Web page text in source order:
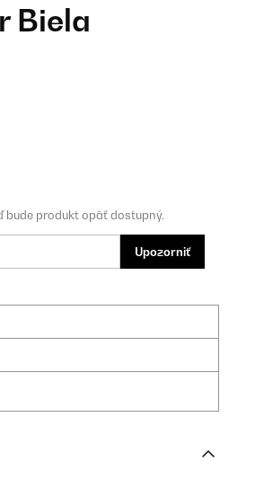
Biela
bude produkt opäť dostupný.
Upozorniť